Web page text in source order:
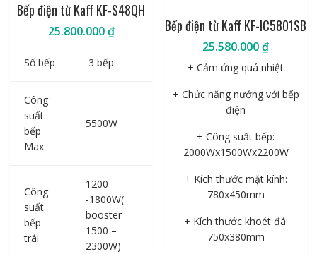
Bếp điện từ Kaff KF-S48QH
25.800.000₫
Số bếp 3 bếp
Công
suất
bếp
Max
5500W
Công
suất
bếp
trái
1200
-1800W(
booster
1500 –
2300W)
Bếp điện từ Kaff KF-IC5801SB
25.580.000₫
+ Cảm ứng quá nhiệt
+ Chức năng nướng với bếp
điện
+ Công suất bếp:
2000Wx1500Wx2200W
+ Kích thước mặt kính:
780x450mm
+ Kích thước khoét đá:
750x380mm